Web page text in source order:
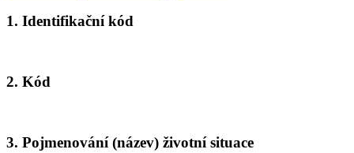
1. Identifikační kód
2. Kód
3. Pojmenování (název) životní situace